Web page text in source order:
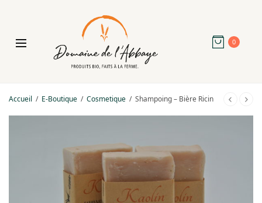
0
Accueil / E-Boutique / Cosmetique / Shampoing – Bière Ricin